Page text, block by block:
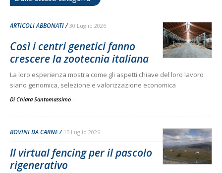
ARTICOLI ABBONATI 30 Luglio 2026
Così i centri genetici fanno
crescere la zootecnia italiana
La loro esperienza mostra come gli aspetti chiave del loro lavoro
siano genomica, selezione e valorizzazione economica
Di Chiara Santomassimo -
BOVINI DA CARNE 15 Luglio 2026
Il virtual fencing per il pascolo
rigenerativo